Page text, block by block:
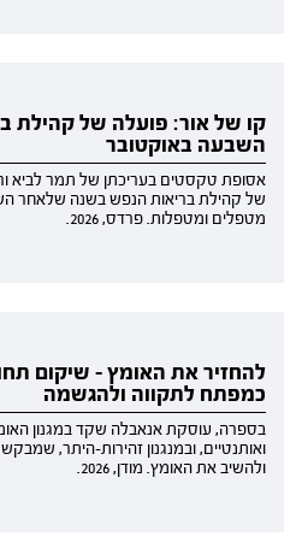
קו של אור: פועלה של קהילת
השבעה באוקטובר
אסופת טקסטים בעריכתן של תמר לביא
של קהילת בריאות הנפש בשנה שלאחר
מטפלים ומטפלות. פרדס, 2026.
להחזיר את האומץ - שיקום
כמפתח לתקווה ולהגשמה
בספרה, עוסקת אנאבלה שקד במגנון
ואותנטיים, ובמנגנון זהירות-היתר,
ולהשיב את האומץ. מודן, 2026.